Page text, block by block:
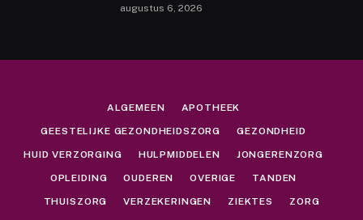
augustus 6, 2026
ALGEMEEN APOTHEEK
GEESTELIJKE GEZONDHEIDSZORG GEZONDHEID
HUID VERZORGING HULPMIDDELEN JONGERENZORG
OPLEIDING OUDEREN OVERIGE TANDEN
THUISZORG VERZEKERINGEN ZIEKTES ZORG